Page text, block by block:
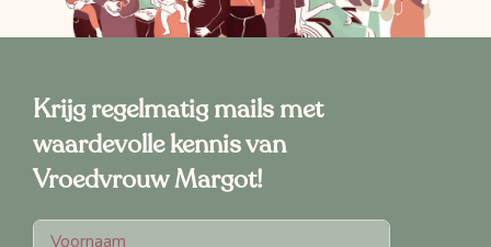
Krijg regelmatig mails met
waardevolle kennis van
Vroedvrouw Margot!